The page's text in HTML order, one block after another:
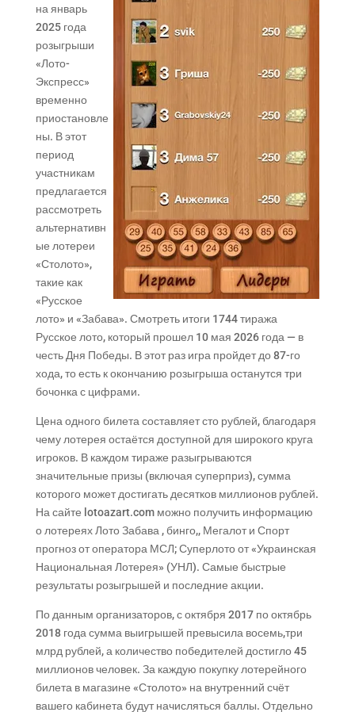
на январь
2025 года
розыгрыши
«Лото-
Экспресс»
временно
приостановле
ны. В этот
период
участникам
предлагается
рассмотреть
альтернативн
ые лотереи
«Столото»,
такие как
«Русское
лото» и «Забава». Смотреть итоги 1744 тиража
Русское лото, который прошел 10 мая 2026 года — в
честь Дня Победы. В этот раз игра пройдет до 87-го
хода, то есть к окончанию розыгрыша останутся три
бочонка с цифрами.
Цена одного билета составляет сто рублей, благодаря
чему лотерея остаётся доступной для широкого круга
игроков. В каждом тираже разыгрываются
значительные призы (включая суперприз), сумма
которого может достигать десятков миллионов рублей.
На сайте lotoazart.com можно получить информацию
о лотереях Лото Забава , бинго,, Мегалот и Спорт
прогноз от оператора МСЛ; Суперлото от «Украинская
Национальная Лотерея» (УНЛ). Самые быстрые
результаты розыгрышей и последние акции.
По данным организаторов, с октября 2017 по октябрь
2018 года сумма выигрышей превысила восемь,три
млрд рублей, а количество победителей достигло 45
миллионов человек. За каждую покупку лотерейного
билета в магазине «Столото» на внутренний счёт
вашего кабинета будут начисляться баллы. Отдельно